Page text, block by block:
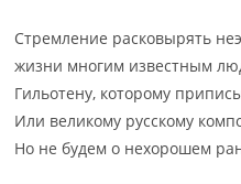
Стремление расковырять
жизни многим известным
Гильотену, которому
Или великому русскому
Но не будем о нехорошем